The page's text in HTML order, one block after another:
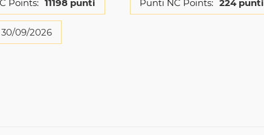
Points: 11198 punti Punti NC Points: 224 punti
30/09/2026